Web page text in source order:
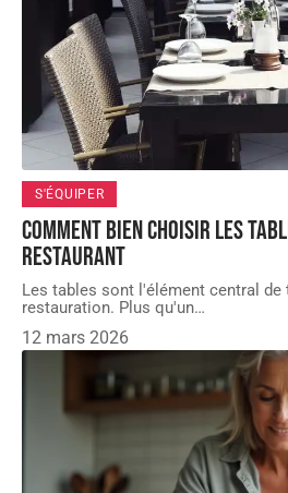
S'ÉQUIPER
Comment bien choisir les
restaurant
Les tables sont l'élément central
restauration. Plus qu'un…
12 mars 2026